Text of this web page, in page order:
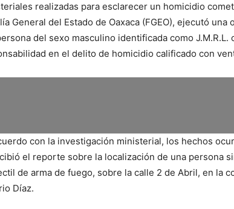
realizadas para esclarecer un homicidio
General del Estado de Oaxaca (FGEO), ejecutó
del sexo masculino identificada como J.M.R.L.
en el delito de homicidio calificado con
con la investigación ministerial, los hechos
el reporte sobre la localización de una persona
de arma de fuego, sobre la calle 2 de Abril, en la
Díaz.